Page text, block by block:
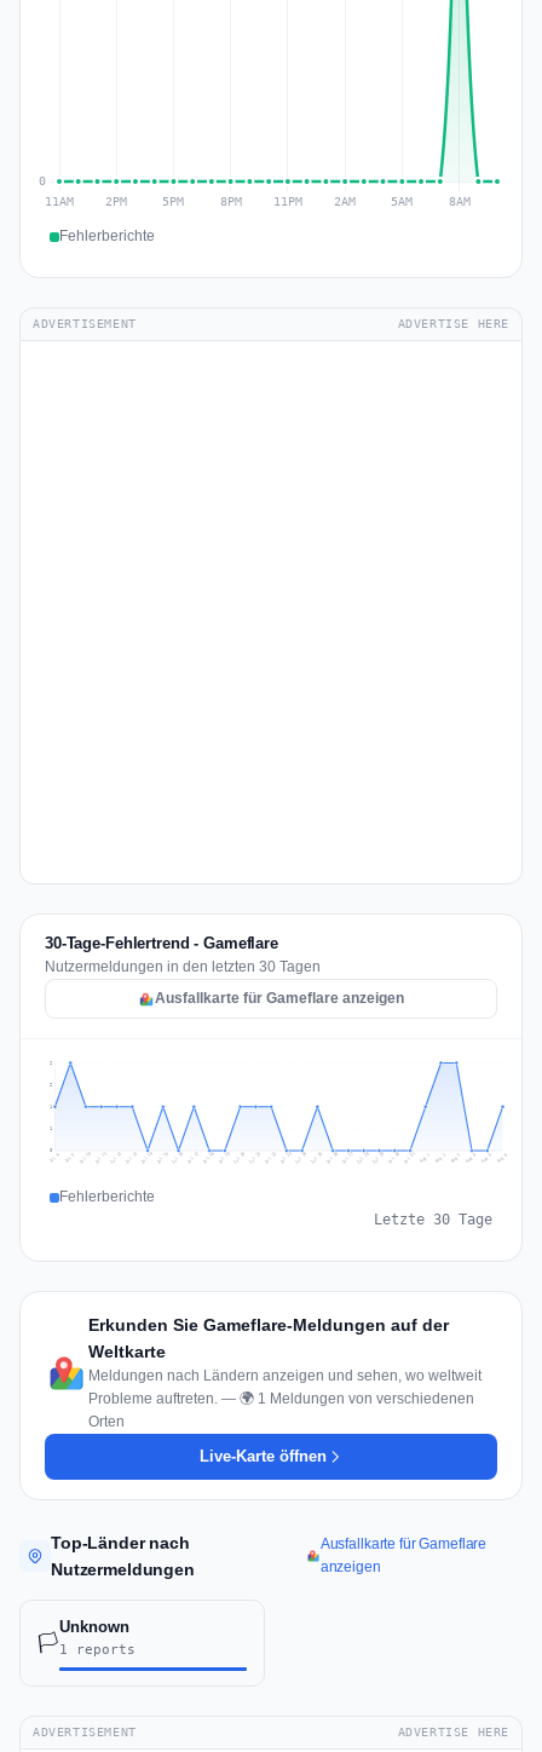
Fehlerberichte
ADVERTISEMENT ADVERTISE HERE
30-Tage-Fehlertrend - Gameflare
Nutzermeldungen in den letzten 30 Tagen
Ausfallkarte für Gameflare anzeigen
1
1
2
2
Jul 8 Jul 9 Jul 10 Jul 11 Jul 12 Jul 13 Jul 14 Jul 15 Jul 16 Jul 17 Jul 18 Jul 19 Jul 20 Jul 21 Jul 22 Jul 23 Jul 24 Jul 25 Jul 26 Jul 27 Jul 28 Jul 29 Jul 30 Jul 31 Aug 1 Aug 2 Aug 3 Aug 4 Aug 5 Aug 6
Fehlerberichte
Letzte 30 Tage
Erkunden Sie Gameflare-Meldungen auf der
Weltkarte
Meldungen nach Ländern anzeigen und sehen, wo weltweit
Probleme auftreten. — 🌍 1 Meldungen von verschiedenen
Orten
Live-Karte öffnen
Top-Länder nach
Nutzermeldungen
Ausfallkarte für Gameflare
anzeigen
🏳️
Unknown
1 reports
ADVERTISEMENT ADVERTISE HERE